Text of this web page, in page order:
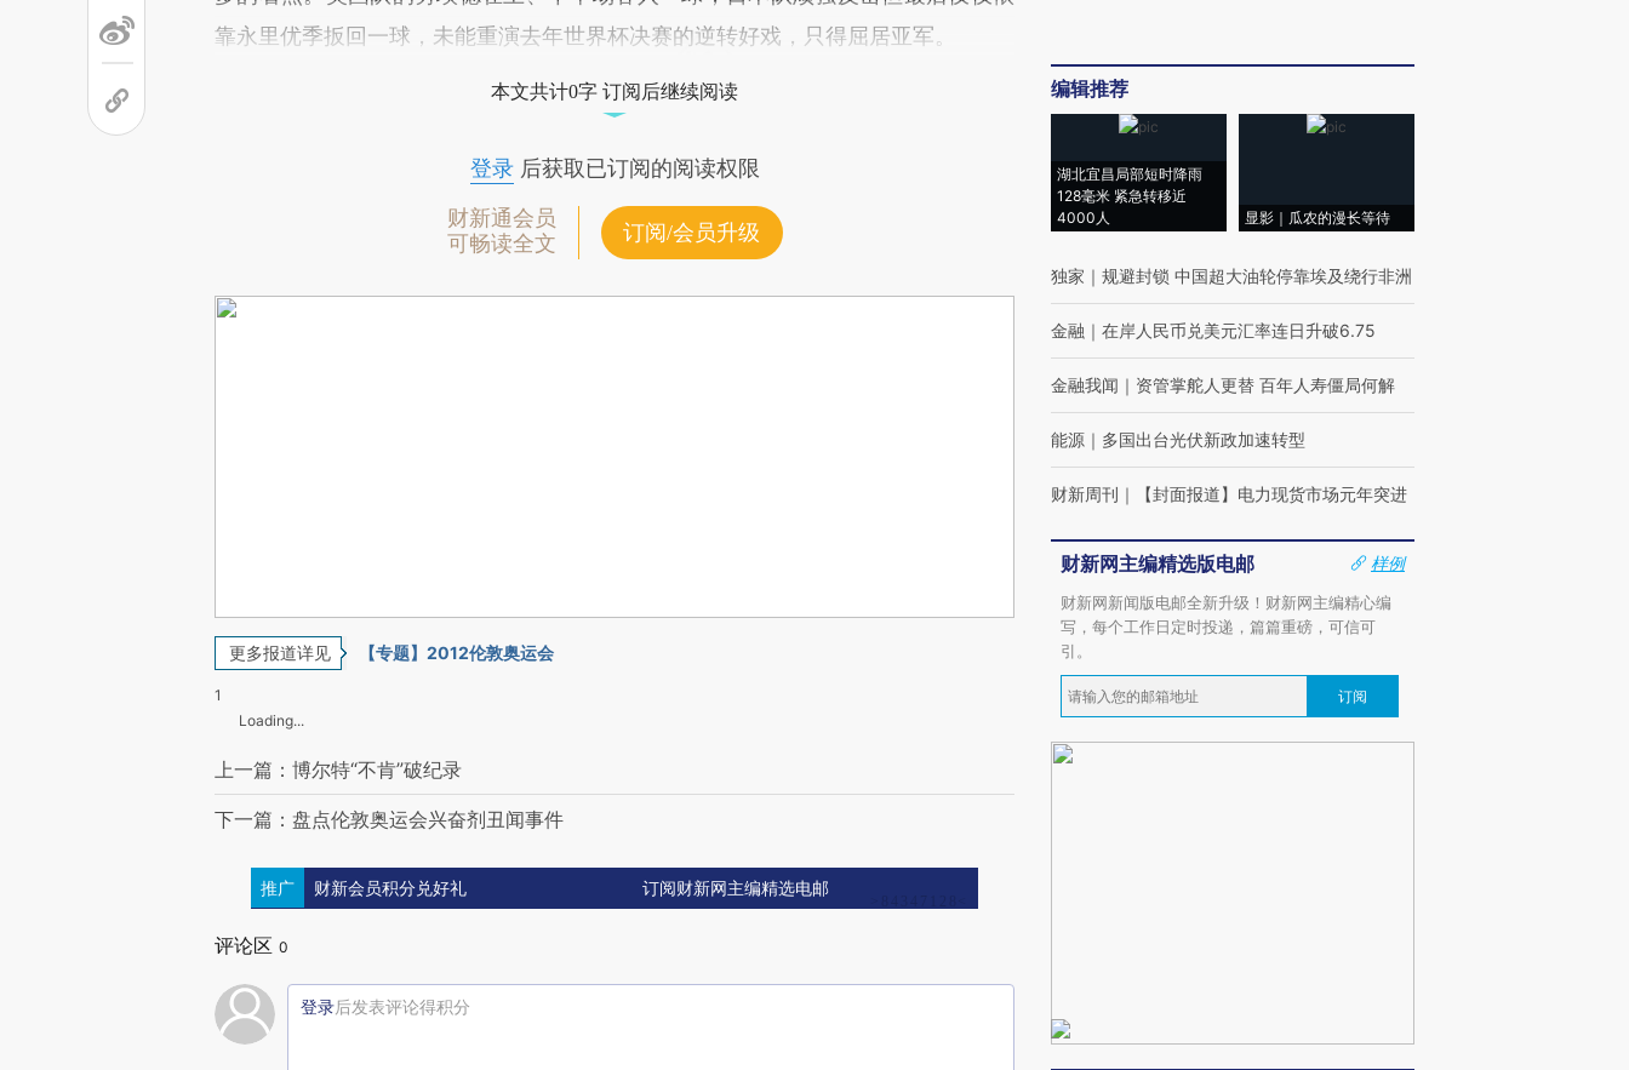
靠永里优季扳回一球，未能重演去年世界杯决赛的逆转好戏，只得屈居亚军。
本文共计0字 订阅后继续阅读
登录后获取已订阅的阅读权限
财新通会员
可畅读全文
订阅/会员升级
更多报道详见 【专题】2012伦敦奥运会
1
Loading...
上一篇：博尔特“不肯”破纪录
下一篇：盘点伦敦奥运会兴奋剂丑闻事件
推广 财新会员积分兑好礼 订阅财新网主编精选电邮
评论区 0
登录后发表评论得积分
编辑推荐
湖北宜昌局部短时降雨
128毫米 紧急转移近
4000人
显影｜瓜农的漫长等待
独家 ｜ 规避封锁 中国超大油轮停靠埃及绕行非洲
金融 ｜ 在岸人民币兑美元汇率连日升破6.75
金融我闻 ｜ 资管掌舵人更替 百年人寿僵局何解
能源 ｜ 多国出台光伏新政加速转型
财新周刊 ｜ 【封面报道】电力现货市场元年突进
财新网主编精选版电邮
样例
财新网新闻版电邮全新升级！财新网主编精心编
写，每个工作日定时投递，篇篇重磅，可信可
引。
订阅